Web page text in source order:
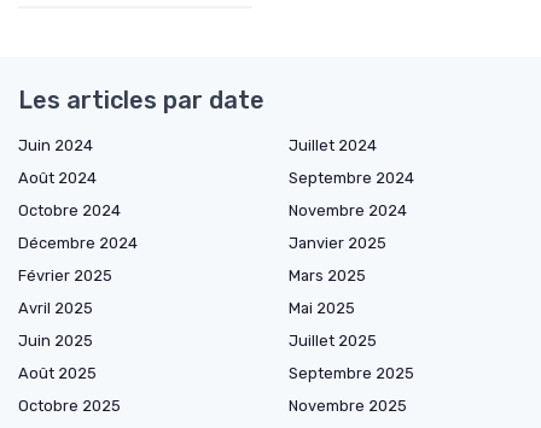
Les articles par date
Juin 2024
Juillet 2024
Août 2024
Septembre 2024
Octobre 2024
Novembre 2024
Décembre 2024
Janvier 2025
Février 2025
Mars 2025
Avril 2025
Mai 2025
Juin 2025
Juillet 2025
Août 2025
Septembre 2025
Octobre 2025
Novembre 2025